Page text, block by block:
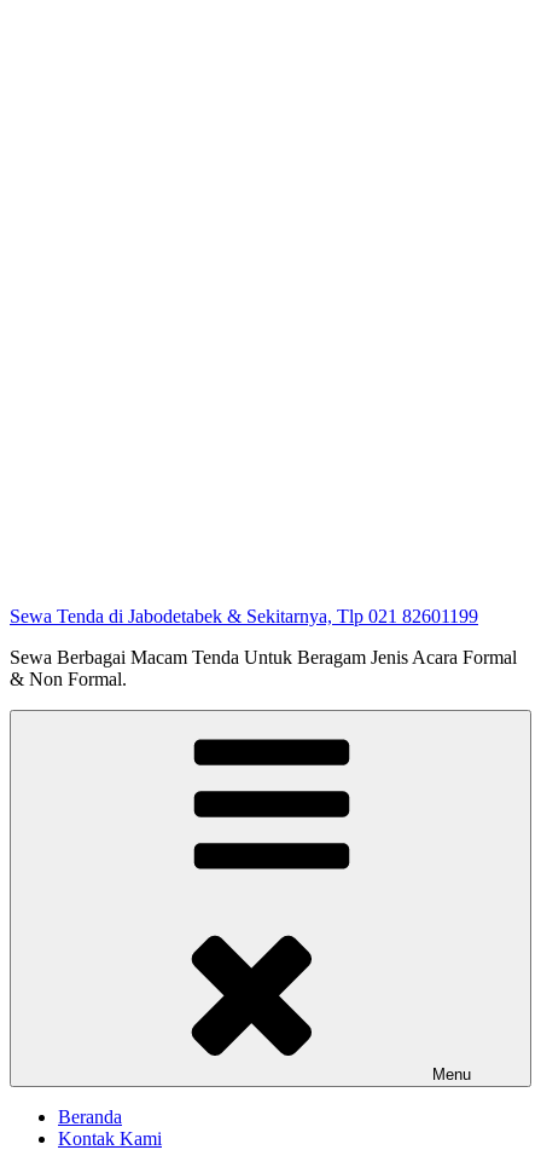
Sewa Tenda di Jabodetabek & Sekitarnya, Tlp 021 82601199
Sewa Berbagai Macam Tenda Untuk Beragam Jenis Acara Formal
& Non Formal.
Menu
Beranda
Kontak Kami